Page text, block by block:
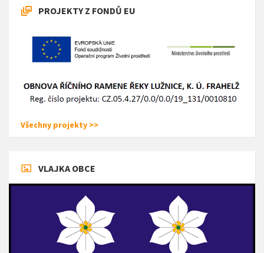
PROJEKTY Z FONDŮ EU
Všechny projekty >>
VLAJKA OBCE